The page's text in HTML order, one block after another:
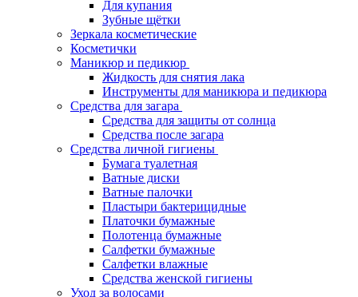
Для купания
Зубные щётки
Зеркала косметические
Косметички
Маникюр и педикюр
Жидкость для снятия лака
Инструменты для маникюра и педикюра
Средства для загара
Средства для защиты от солнца
Средства после загара
Средства личной гигиены
Бумага туалетная
Ватные диски
Ватные палочки
Пластыри бактерицидные
Платочки бумажные
Полотенца бумажные
Салфетки бумажные
Салфетки влажные
Средства женской гигиены
Уход за волосами